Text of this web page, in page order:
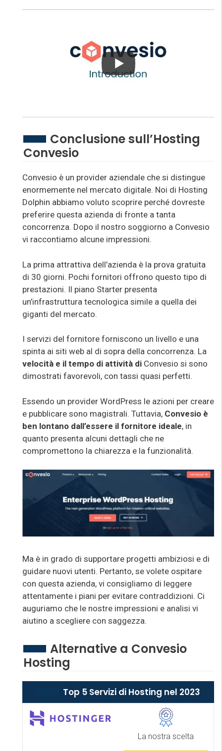
Conclusione sull’Hosting
Convesio
Convesio è un provider aziendale che si distingue
enormemente nel mercato digitale. Noi di Hosting
Dolphin abbiamo voluto scoprire perché dovreste
preferire questa azienda di fronte a tanta
concorrenza. Dopo il nostro soggiorno a Convesio
vi raccontiamo alcune impressioni.
La prima attrattiva dell’azienda è la prova gratuita
di 30 giorni. Pochi fornitori offrono questo tipo di
prestazioni. Il piano Starter presenta
un’infrastruttura tecnologica simile a quella dei
giganti del mercato.
I servizi del fornitore forniscono un livello e una
spinta ai siti web al di sopra della concorrenza. La
velocità e il tempo di attività di Convesio si sono
dimostrati favorevoli, con tassi quasi perfetti.
Essendo un provider WordPress le azioni per creare
e pubblicare sono magistrali. Tuttavia, Convesio è
ben lontano dall’essere il fornitore ideale, in
quanto presenta alcuni dettagli che ne
compromettono la chiarezza e la funzionalità.
Ma è in grado di supportare progetti ambiziosi e di
guidare nuovi utenti. Pertanto, se volete ospitare
con questa azienda, vi consigliamo di leggere
attentamente i piani per evitare contraddizioni. Ci
auguriamo che le nostre impressioni e analisi vi
aiutino a scegliere con saggezza.
Alternative a Convesio
Hosting
Top 5 Servizi di Hosting nel 2023
La nostra scelta